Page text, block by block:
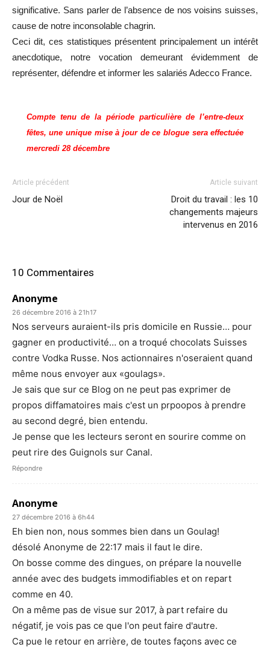
significative. Sans parler de l’absence de nos voisins suisses,
cause de notre inconsolable chagrin.
Ceci dit, ces statistiques présentent principalement un intérêt
anecdotique, notre vocation demeurant évidemment de
représenter, défendre et informer les salariés Adecco France.
Compte tenu de la période particulière de l’entre-deux
fêtes, une unique mise à jour de ce blogue sera effectuée
mercredi 28 décembre
Article précédent
Jour de Noël
Article suivant
Droit du travail : les 10
changements majeurs
intervenus en 2016
10 Commentaires
Anonyme
26 décembre 2016 à 21h17
Nos serveurs auraient-ils pris domicile en Russie… pour
gagner en productivité… on a troqué chocolats Suisses
contre Vodka Russe. Nos actionnaires n'oseraient quand
même nous envoyer aux «goulags».
Je sais que sur ce Blog on ne peut pas exprimer de
propos diffamatoires mais c'est un prpoopos à prendre
au second degré, bien entendu.
Je pense que les lecteurs seront en sourire comme on
peut rire des Guignols sur Canal.
Répondre
Anonyme
27 décembre 2016 à 6h44
Eh bien non, nous sommes bien dans un Goulag!
désolé Anonyme de 22:17 mais il faut le dire.
On bosse comme des dingues, on prépare la nouvelle
année avec des budgets immodifiables et on repart
comme en 40.
On a même pas de visue sur 2017, à part refaire du
négatif, je vois pas ce que l'on peut faire d'autre.
Ca pue le retour en arrière, de toutes façons avec ce